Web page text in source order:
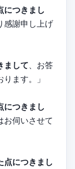
につきまし
感謝申し上げ
まして 、お答
ます。」
につきまし
お伺いさせて
点につきまし